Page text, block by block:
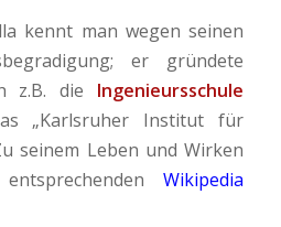
kennt man wegen seinen
er gründete
z.B. die Ingenieursschule
„Karlsruher Institut für
seinem Leben und Wirken
Wikipedia